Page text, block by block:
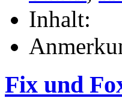
Inhalt:
Fix und